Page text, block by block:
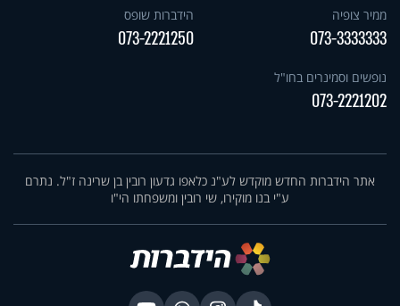
ממיר צופיה
073-3333333
הידברות שופס
073-2221250
נופשים וסמינרים בחו"ל
073-2221202
אתר הידברות החדש מוקדש לע"נ כלאפו גדעון רובין בן שרינה ז"ל. נתרם
ע"י בנו מוקירו, שי רובין ומשפחתו הי"ו